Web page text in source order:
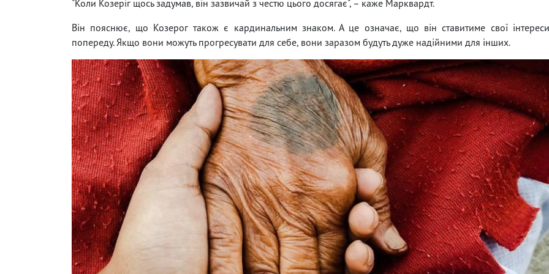
"Коли Козеріг щось задумав, він зазвичай з честю цього досягає", – каже Марквардт.
Він пояснює, що Козерог також є кардинальним знаком. А це означає, що він ставитиме свої інтереси
попереду. Якщо вони можуть прогресувати для себе, вони заразом будуть дуже надійними для інших.